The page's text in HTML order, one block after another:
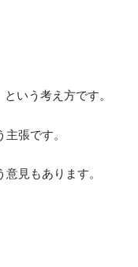
いう考え方です。
張です。
見もあります。